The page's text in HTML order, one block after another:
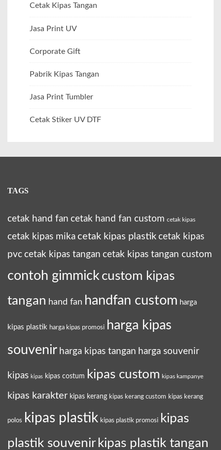
Cetak Kipas Tangan
Jasa Print UV
Corporate Gift
Pabrik Kipas Tangan
Jasa Print Tumbler
Cetak Stiker UV DTF
TAGS
cetak hand fan cetak hand fan custom cetak kipas
cetak kipas mika cetak kipas plastik cetak kipas
pvc cetak kipas tangan cetak kipas tangan custom
contoh gimmick custom kipas
tangan hand fan handfan custom harga
kipas plastik harga kipas promosi
harga kipas
souvenir harga kipas tangan harga souvenir
kipas kipas kipas costum kipas custom kipas kampanye
kipas karakter kipas kerang kipas kerang custom kipas kerang
polos kipas plastik kipas plastik promosi
kipas
plastik souvenir kipas plastik tangan